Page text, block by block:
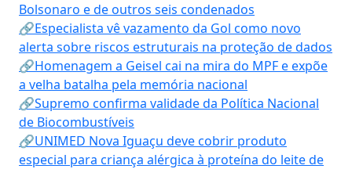
Bolsonaro e de outros seis condenados
🔗Especialista vê vazamento da Gol como novo
alerta sobre riscos estruturais na proteção de dados
🔗Homenagem a Geisel cai na mira do MPF e expõe
a velha batalha pela memória nacional
🔗Supremo confirma validade da Política Nacional
de Biocombustíveis
🔗UNIMED Nova Iguaçu deve cobrir produto
especial para criança alérgica à proteína do leite de